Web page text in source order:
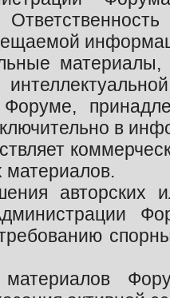
в
авторских
материалов